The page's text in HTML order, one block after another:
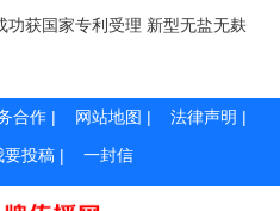
功获国家专利受理 新型无盐无麸
合作 | 网站地图 | 法律声明 |
要投稿 | 一封信